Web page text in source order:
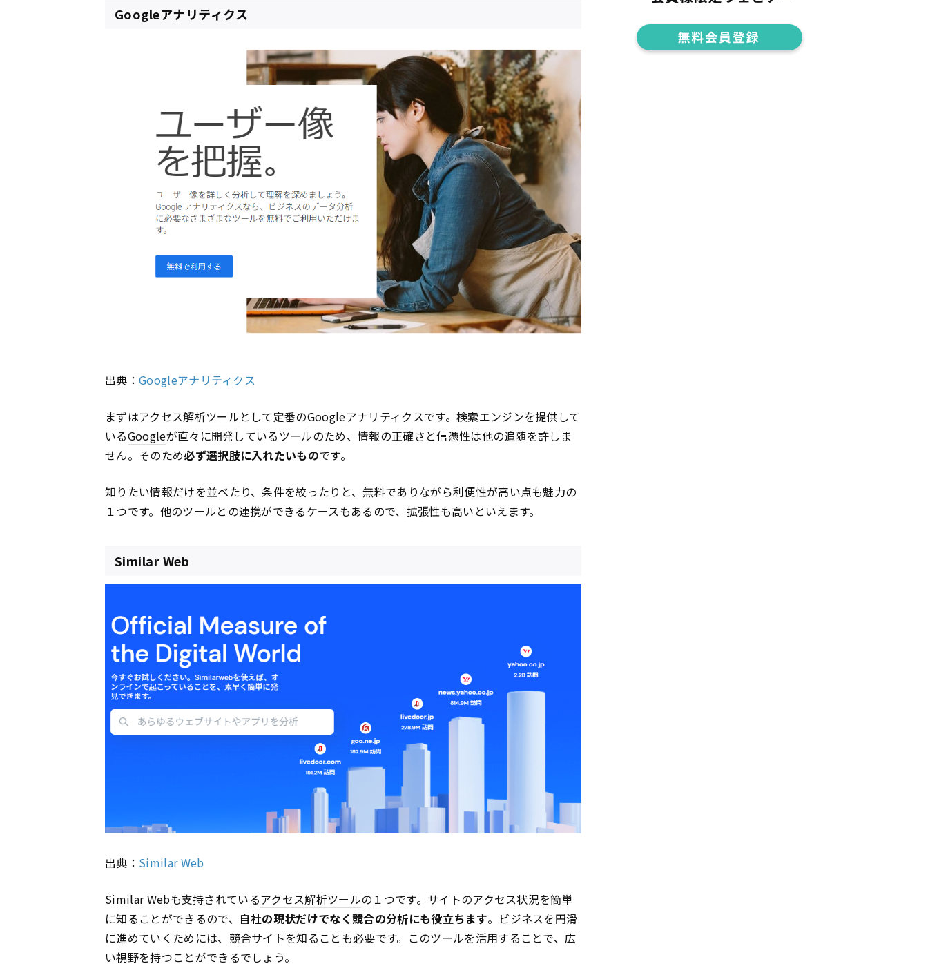
Googleアナリティクス
出典： Googleアナリティクス
まずはアクセス解析ツールとして定番のGoogleアナリティクスです。 検索エンジンを提供して
いるGoogleが直々に開発しているツールのため、情報の正確さと信憑性は他の追随を許しま
せん。そのため必ず選択肢に入れたいものです。
知りたい情報だけを並べたり、条件を絞ったりと、無料でありながら利便性が高い点も魅力の
１つです。他のツールとの連携ができるケースもあるので、拡張性も高いといえます。
Similar Web
出典： Similar Web
Similar Webも支持されているアクセス解析ツールの１つです。サイトのアクセス状況を簡単
に知ることができるので、 自社の現状だけでなく競合の分析にも役立ちます。ビジネスを円滑
に進めていくためには、競合サイトを知ることも必要です。このツールを活用することで、広
い視野を持つことができるでしょう。